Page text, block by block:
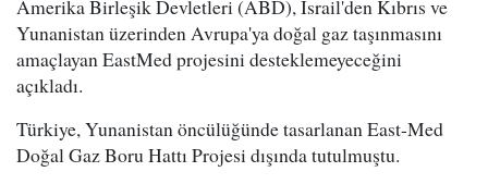
Amerika Birleşik Devletleri (ABD), İsrail'den Kıbrıs ve
Yunanistan üzerinden Avrupa'ya doğal gaz taşınmasını
amaçlayan EastMed projesini desteklemeyeceğini
açıkladı.
Türkiye, Yunanistan öncülüğünde tasarlanan East-Med
Doğal Gaz Boru Hattı Projesi dışında tutulmuştu.